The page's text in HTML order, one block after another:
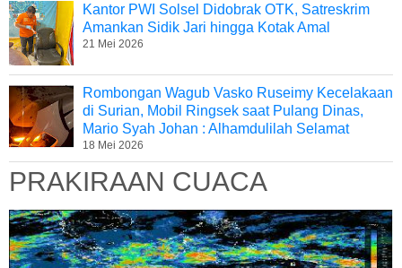
Kantor PWI Solsel Didobrak OTK, Satreskrim
Amankan Sidik Jari hingga Kotak Amal
21 Mei 2026
Rombongan Wagub Vasko Ruseimy Kecelakaan
di Surian, Mobil Ringsek saat Pulang Dinas,
Mario Syah Johan : Alhamdulilah Selamat
18 Mei 2026
PRAKIRAAN CUACA